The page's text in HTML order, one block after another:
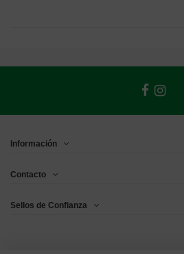
Información
Contacto
Sellos de Confianza